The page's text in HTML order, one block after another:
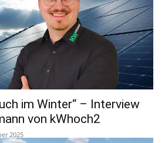
im Winter“ – Interview
von kWhoch2
2025